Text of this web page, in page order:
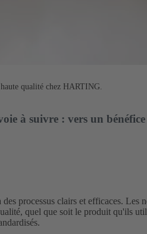
qualité chez HARTING.
à suivre : vers un
processus clairs et efficaces.
quel que soit le produit qu'ils